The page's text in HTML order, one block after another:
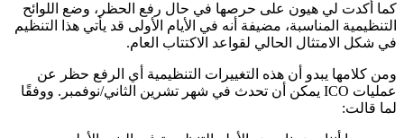
كما أكدت لي هيون على حرصها في حال رفع الحظر، وضع اللوائح
التنظيمية المناسبة، مضيفة أنه في الأيام الأولى قد يأتي هذا التنظيم
في شكل الامتثال الحالي لقواعد الاكتتاب العام.
ومن كلامها يبدو أن هذه التغييرات التنظيمية أي الرفع حظر عن
عمليات ICO يمكن أن تحدث في شهر تشرين الثاني/نوفمبر. ووفقًا
لما قالت: